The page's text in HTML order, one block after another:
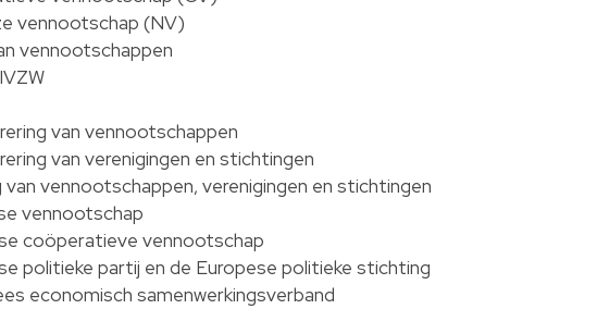
vennootschap (NV)
vennootschappen
van vennootschappen
van verenigingen en stichtingen
vennootschappen, verenigingen en stichtingen
vennootschap
coöperatieve vennootschap
politieke partij en de Europese politieke stichting
economisch samenwerkingsverband